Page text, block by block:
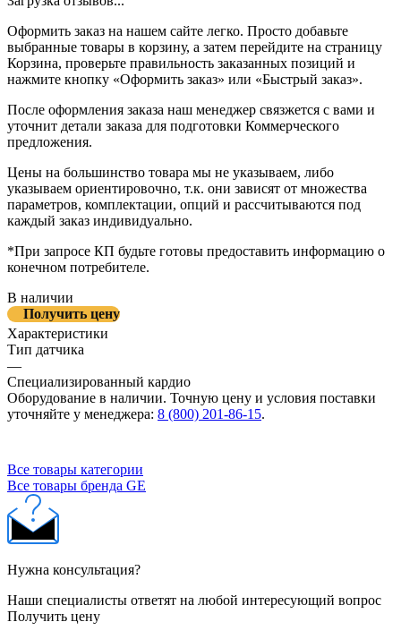
Оформить заказ на нашем сайте легко. Просто добавьте
выбранные товары в корзину, а затем перейдите на страницу
Корзина, проверьте правильность заказанных позиций и
нажмите кнопку «Оформить заказ» или «Быстрый заказ».
После оформления заказа наш менеджер связжется с вами и
уточнит детали заказа для подготовки Коммерческого
предложения.
Цены на большинство товара мы не указываем, либо
указываем ориентировочно, т.к. они зависят от множества
параметров, комплектации, опций и рассчитываются под
каждый заказ индивидуально.
*При запросе КП будьте готовы предоставить информацию о
конечном потребителе.
В наличии
Получить цену
Характеристики
Тип датчика
—
Специализированный кардио
Оборудование в наличии. Точную цену и условия поставки
уточняйте у менеджера: 8 (800) 201-86-15.
Все товары категории
Все товары бренда GE
Нужна консультация?
Наши специалисты ответят на любой интересующий вопрос
Получить цену